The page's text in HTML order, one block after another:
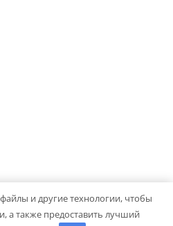
Все Руки. Powered byColorMag
и другие технологии, чтобы
а также предоставить лучший